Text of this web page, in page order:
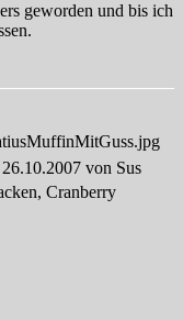
geworden und bis ich
von Sus
Cranberry